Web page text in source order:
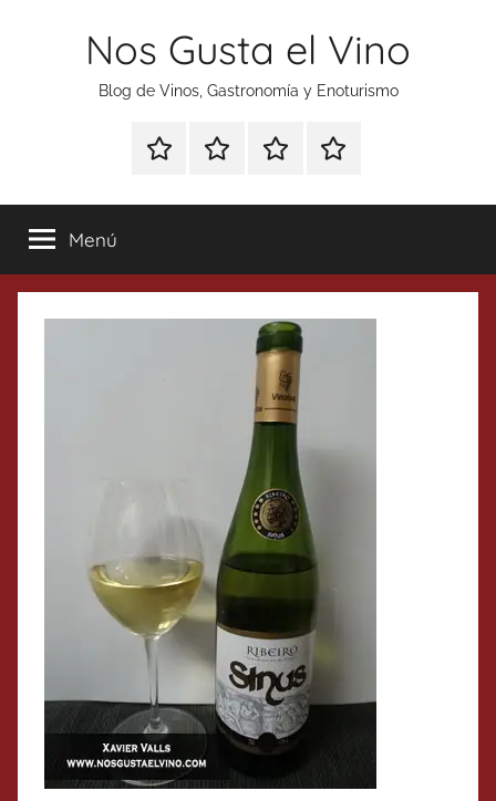
Nos Gusta el Vino
Blog de Vinos, Gastronomía y Enoturismo
Especial
Tonics
Enoturismo
Gastronomía
RankingContacto
Menú